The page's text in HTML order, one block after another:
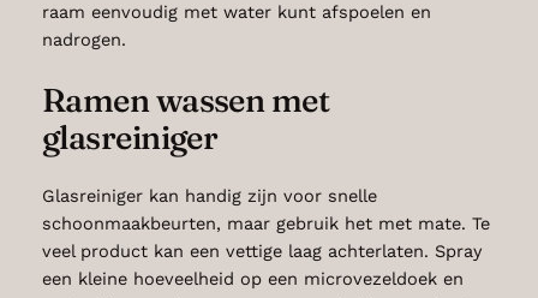
raam eenvoudig met water kunt afspoelen en
nadrogen.
Ramen wassen met
glasreiniger
Glasreiniger kan handig zijn voor snelle
schoonmaakbeurten, maar gebruik het met mate. Te
veel product kan een vettige laag achterlaten. Spray
een kleine hoeveelheid op een microvezeldoek en